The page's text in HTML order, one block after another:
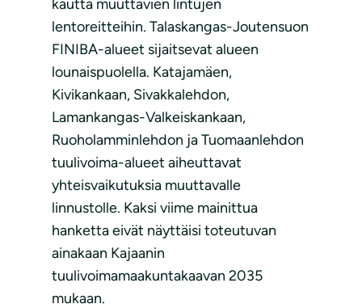
kautta muuttavien lintujen
lentoreitteihin. Talaskangas-Joutensuon
FINIBA-alueet sijaitsevat alueen
lounaispuolella. Katajamäen,
Kivikankaan, Sivakkalehdon,
Lamankangas-Valkeiskankaan,
Ruoholamminlehdon ja Tuomaanlehdon
tuulivoima-alueet aiheuttavat
yhteisvaikutuksia muuttavalle
linnustolle. Kaksi viime mainittua
hanketta eivät näyttäisi toteutuvan
ainakaan Kajaanin
tuulivoimamaakuntakaavan 2035
mukaan.